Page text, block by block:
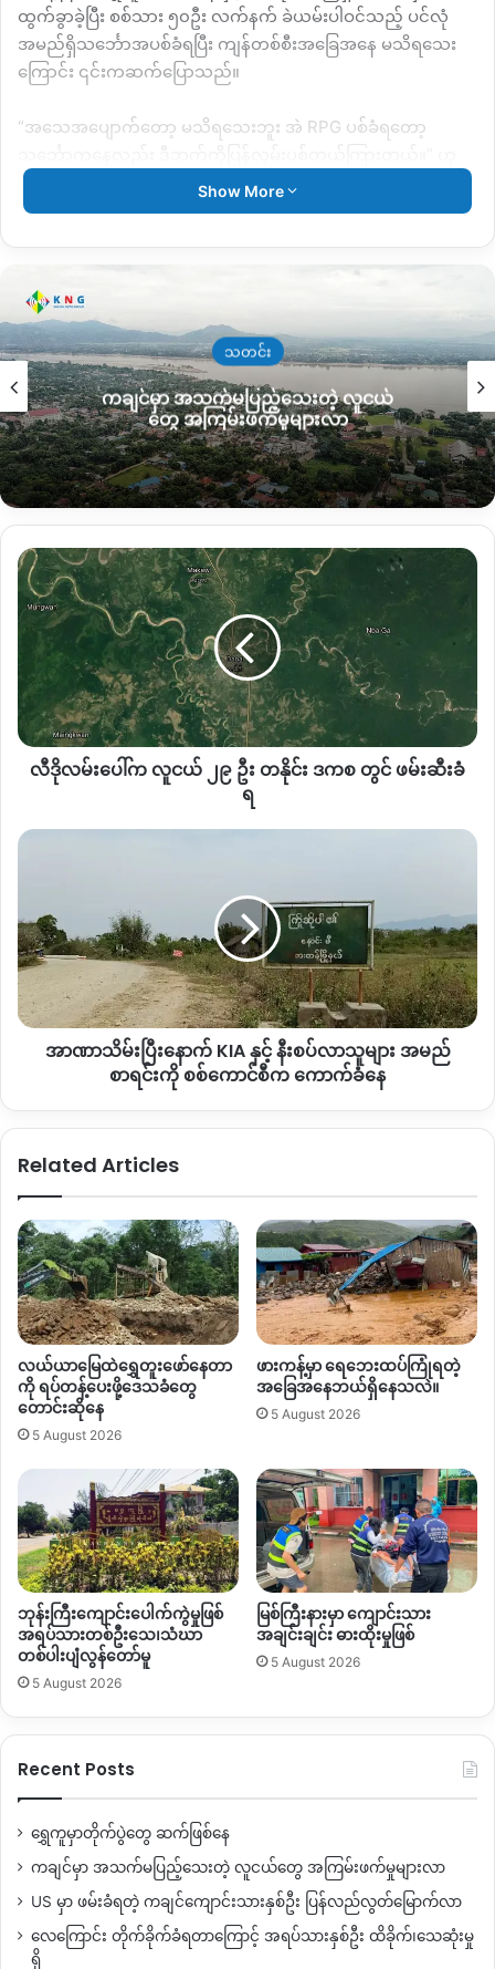
ထွက်ခွာခဲ့ပြီး စစ်သား ၅၀ဦး လက်နက် ခဲယမ်းပါဝင်သည့် ပင်လုံ
အမည်ရှိသင်္ဘောအပစ်ခံရပြီး ကျန်တစ်စီးအခြေအနေ မသိရသေး
ကြောင်း ၎င်းကဆက်ပြောသည်။
“အသေအပျောက်တော့ မသိရသေးဘူး အဲ RPG ပစ်ခံရတော့
အမည်မဖော်လိုတစ်ဦးကပြောသည်။
မကြာခဏပစ်ခတ်ခံနေရပြီး သင်္ဘောမှ ရိက္ခာသယ်ယူသည့် ကားများ
လည်း အပစ်ခံခဲ့ရသည်။
Show More
သတင်း
ကချင်မှာ အသက်မပြည့်သေးတဲ့ လူငယ်
တွေ အကြမ်းဖက်မှုများလာ
လီ
လမ်း
ပေါ်
လူငယ်
၂၉
ဦး
တ
နိုင်း
ဖမ်းဆီး
လီဒိုလမ်းပေါ်က လူငယ် ၂၉ ဦး တနိုင်း ဒကစ တွင် ဖမ်းဆီးခံ
ရ
အာဏာသိမ်း
နှင့်
နီးစပ်
သူများ
အမည်
စာရင်း
ကောက်ခံ
အာဏာသိမ်းပြီးနောက် KIA နှင့် နီးစပ်လာသူများ အမည်
စာရင်းကို စစ်ကောင်စီက ကောက်ခံနေ
Related Articles
လယ်ယာမြေထဲရွှေတူးဖော်နေတာ
ကို ရပ်တန့်ပေးဖို့ဒေသခံတွေ
တောင်းဆိုနေ
5 August 2026
ဖားကန့်မှာ ရေဘေးထပ်ကြုံရတဲ့
အခြေအနေဘယ်ရှိနေသလဲ။
5 August 2026
ဘုန်းကြီးကျောင်းပေါက်ကွဲမှုဖြစ်
အရပ်သားတစ်ဦးသေ၊သံဃာ
တစ်ပါးပျံလွန်တော်မူ
5 August 2026
မြစ်ကြီးနားမှာ ကျောင်းသား
အချင်းချင်း ဓားထိုးမှုဖြစ်
5 August 2026
Recent Posts
ရွှေကူမှာတိုက်ပွဲတွေ ဆက်ဖြစ်နေ
ကချင်မှာ အသက်မပြည့်သေးတဲ့ လူငယ်တွေ အကြမ်းဖက်မှုများလာ
US မှာ ဖမ်းခံရတဲ့ ကချင်ကျောင်းသားနှစ်ဦး ပြန်လည်လွတ်မြောက်လာ
လေကြောင်း တိုက်ခိုက်ခံရတာကြောင့် အရပ်သားနှစ်ဦး ထိခိုက်၊သေဆုံးမှု
ရှိ